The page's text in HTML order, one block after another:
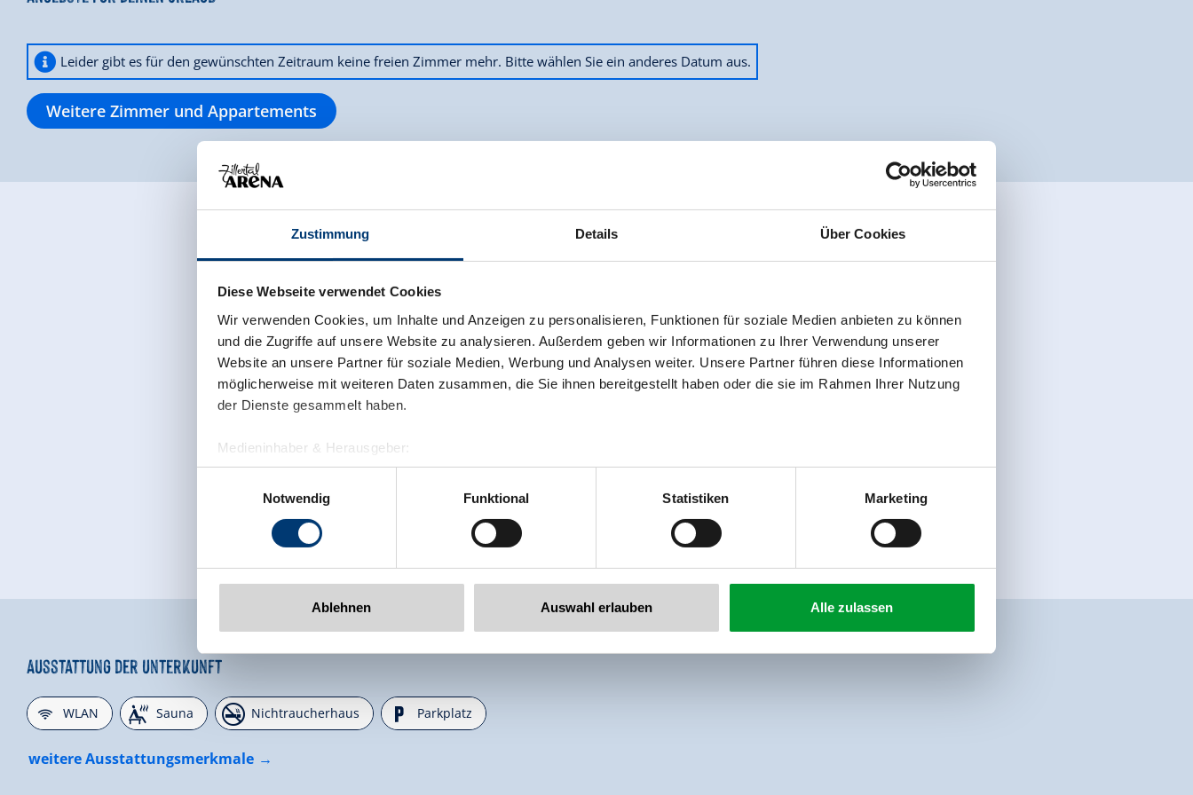
Zustimmung Details Über Cookies
Diese Webseite verwendet Cookies
Wir verwenden Cookies, um Inhalte und Anzeigen zu personalisieren, Funktionen für soziale Medien anbieten zu können
und die Zugriffe auf unsere Website zu analysieren. Außerdem geben wir Informationen zu Ihrer Verwendung unserer
Website an unsere Partner für soziale Medien, Werbung und Analysen weiter. Unsere Partner führen diese Informationen
möglicherweise mit weiteren Daten zusammen, die Sie ihnen bereitgestellt haben oder die sie im Rahmen Ihrer Nutzung
der Dienste gesammelt haben.
Medieninhaber & Herausgeber:
Zeller Bergbahnen Zillertal GmbH & Co KG
Rohr 23// A-6280 Zell am Ziller
www.zillertalarena.com
Notwendig
Funktional Statistiken Marketing
Ablehnen Auswahl erlauben Alle zulassen
Leider gibt es für den gewünschten Zeitraum keine freien Zimmer mehr. Bitte wählen Sie ein anderes Datum aus.
Weitere Zimmer und Appartements
Ausstattung der Unterkunft
🜉WLAN 🗔Sauna 🏝Nichtraucherhaus 🐈Parkplatz
weitere Ausstattungsmerkmale